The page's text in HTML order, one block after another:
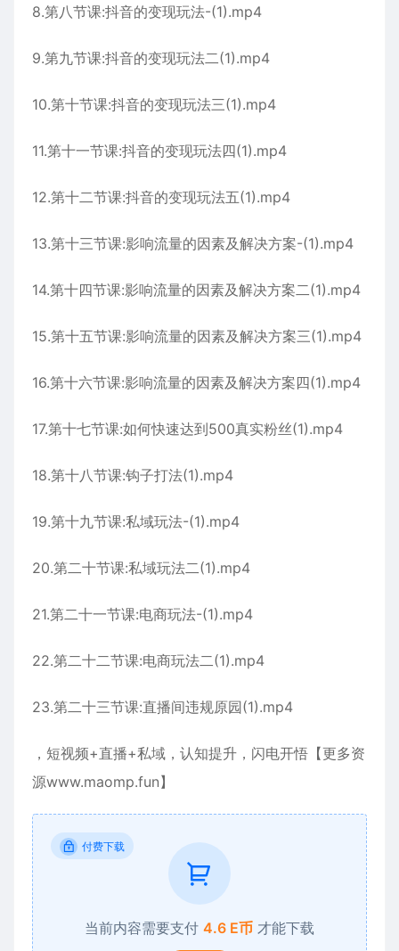
8.第八节课:抖音的变现玩法-(1).mp4
9.第九节课:抖音的变现玩法二(1).mp4
10.第十节课:抖音的变现玩法三(1).mp4
11.第十一节课:抖音的变现玩法四(1).mp4
12.第十二节课:抖音的变现玩法五(1).mp4
13.第十三节课:影响流量的因素及解决方案-(1).mp4
14.第十四节课:影响流量的因素及解决方案二(1).mp4
15.第十五节课:影响流量的因素及解决方案三(1).mp4
16.第十六节课:影响流量的因素及解决方案四(1).mp4
17.第十七节课:如何快速达到500真实粉丝(1).mp4
18.第十八节课:钩子打法(1).mp4
19.第十九节课:私域玩法-(1).mp4
20.第二十节课:私域玩法二(1).mp4
21.第二十一节课:电商玩法-(1).mp4
22.第二十二节课:电商玩法二(1).mp4
23.第二十三节课:直播间违规原园(1).mp4
，短视频+直播+私域，认知提升，闪电开悟【更多资
源www.maomp.fun】
付费下载
当前内容需要支付 4.6 E币 才能下载